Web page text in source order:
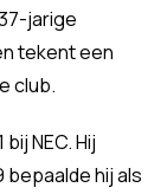
jarige
tekent een
club.
NEC. Hij
bepaalde hij als